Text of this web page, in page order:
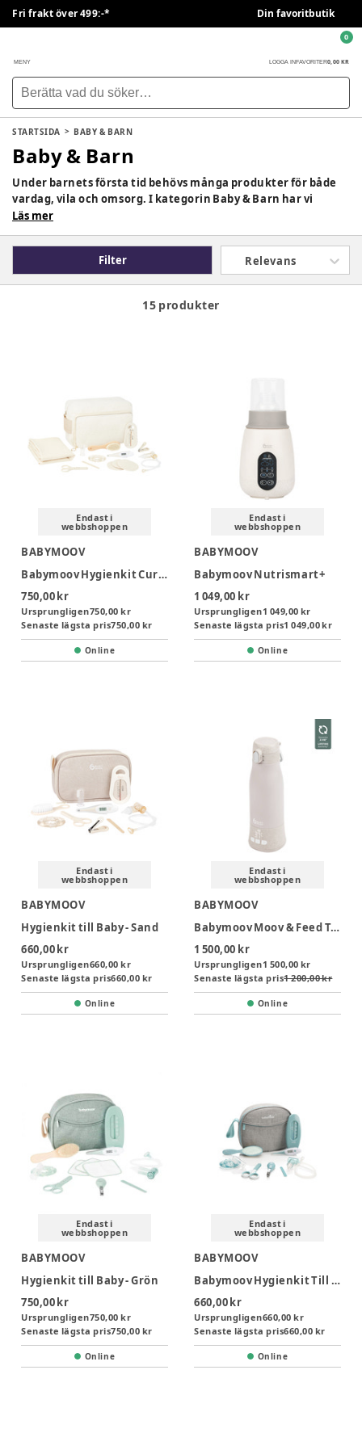
Fri frakt över 499:-* Din favoritbutik
MENY LOGGA IN FAVORITER0,00 KR
0
STARTSIDA BABY & BARN
Baby & Barn
Under barnets första tid behövs många produkter för både
vardag, vila och omsorg. I kategorin Baby & Barn har vi
samlat ett brett sortiment som gör småbarnslivet tryggare
säkerhet eller skötsel. Här hittar du genomtänkta
produkter som är anpassade för barnets behov och
föräldrarnas vardag.
Läs mer
Filter Relevans
15 produkter
Endast i
webbshoppen
BABYMOOV
Babymoov Hygienkit Curl Vit
750,00 kr
Ursprungligen750,00 kr
Senaste lägsta pris750,00 kr
Online
Endast i
webbshoppen
BABYMOOV
Babymoov Nutrismart+
1 049,00 kr
Ursprungligen1 049,00 kr
Senaste lägsta pris1 049,00 kr
Online
Endast i
webbshoppen
BABYMOOV
Hygienkit till Baby - Sand
660,00 kr
Ursprungligen660,00 kr
Senaste lägsta pris660,00 kr
Online
Endast i
webbshoppen
BABYMOOV
Babymoov Moov & Feed Trådlös Flaskvärmare
1 500,00 kr
Ursprungligen1 500,00 kr
Senaste lägsta pris1 200,00 kr
Online
Endast i
webbshoppen
BABYMOOV
Hygienkit till Baby - Grön
750,00 kr
Ursprungligen750,00 kr
Senaste lägsta pris750,00 kr
Online
Endast i
webbshoppen
BABYMOOV
Babymoov Hygienkit Till Baby - Green
660,00 kr
Ursprungligen660,00 kr
Senaste lägsta pris660,00 kr
Online